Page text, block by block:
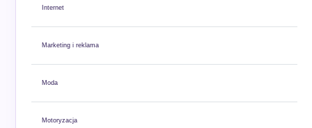
Internet
Marketing i reklama
Moda
Motoryzacja